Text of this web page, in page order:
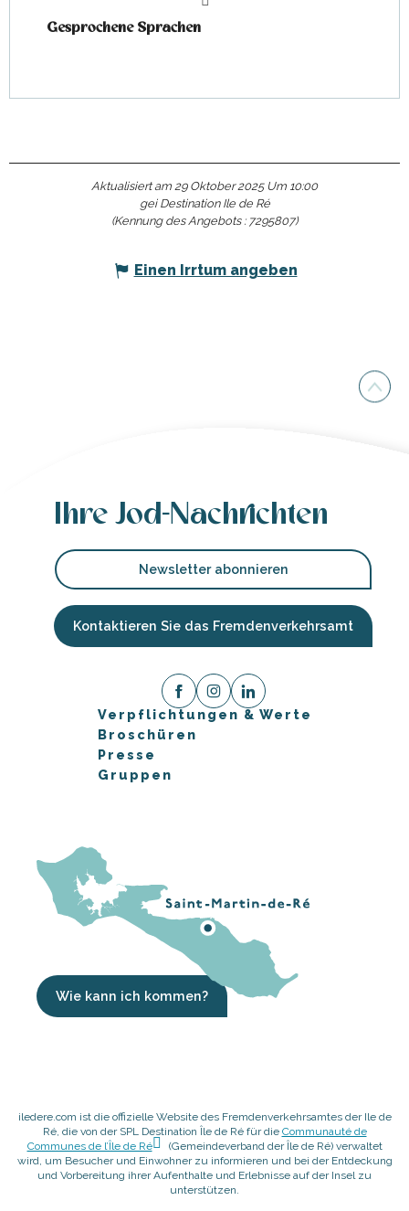
Gesprochene Sprachen
Gesprochene Sprachen
Aktualisiert am 29 Oktober 2025 Um 10:00
gei Destination Ile de Ré
(Kennung des Angebots : 7295807)
Einen Irrtum angeben
Ihre Jod-Nachrichten
Newsletter abonnieren
Kontaktieren Sie das Fremdenverkehrsamt
Verpflichtungen & Werte
Broschüren
Presse
Gruppen
Wie kann ich kommen?
iledere.com ist die offizielle Website des Fremdenverkehrsamtes der Ile de
Ré, die von der SPL Destination Île de Ré für die Communauté de
Communes de l’Île de Ré
(Gemeindeverband der Île de Ré) verwaltet
wird, um Besucher und Einwohner zu informieren und bei der Entdeckung
und Vorbereitung ihrer Aufenthalte und Erlebnisse auf der Insel zu
unterstützen.